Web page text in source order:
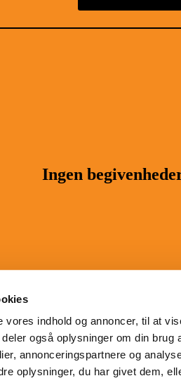
indhold og annoncer, til at
også oplysninger om din brug
annonceringspartnere og
oplysninger, du har givet dem,